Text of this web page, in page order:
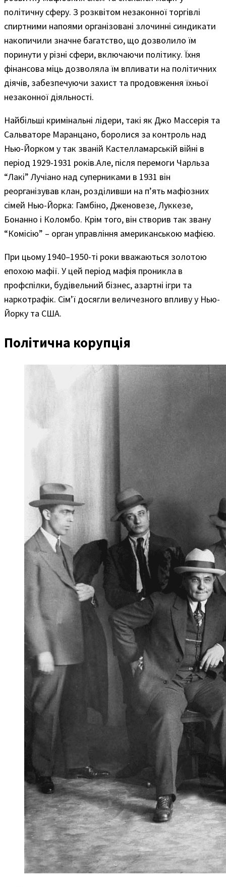
політичну сферу. З розквітом незаконної торгівлі
спиртними напоями організовані злочинні синдикати
накопичили значне багатство, що дозволило їм
поринути у різні сфери, включаючи політику. Їхня
фінансова міць дозволяла їм впливати на політичних
діячів, забезпечуючи захист та продовження їхньої
незаконної діяльності.
Найбільші кримінальні лідери, такі як Джо Массерія та
Сальваторе Маранцано, боролися за контроль над
Нью-Йорком у так званій Кастелламарській війні в
період 1929-1931 років.Але, після перемоги Чарльза
“Лакі” Лучіано над суперниками в 1931 він
реорганізував клан, розділивши на п’ять мафіозних
сімей Нью-Йорка: Гамбіно, Дженовезе, Луккезе,
Бонанно і Коломбо. Крім того, він створив так звану
“Комісію” – орган управління американською мафією.
При цьому 1940–1950-ті роки вважаються золотою
епохою мафії. У цей період мафія проникла в
профспілки, будівельний бізнес, азартні ігри та
наркотрафік. Сім’ї досягли величезного впливу у Нью-
Йорку та США.
Політична корупція